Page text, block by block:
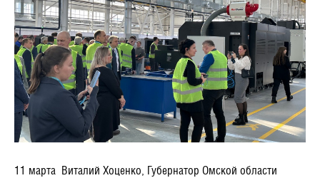
11 марта Виталий Хоценко, Губернатор Омской области